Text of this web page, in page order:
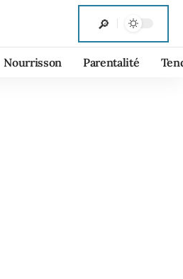
Nourrisson Parentalité